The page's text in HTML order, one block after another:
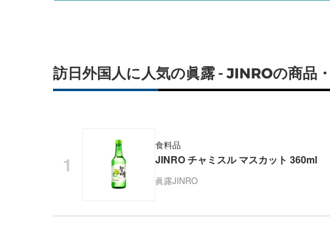
追
加
訪日外国人に人気の眞露 - JINROの商品
食料品
JINRO チャミスル マスカット 360ml
眞露JINRO